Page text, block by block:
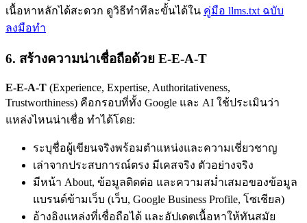
เนื้อหาหลักได้สะดวก ดูวิธีทำทีละขั้นได้ใน คู่มือ llms.txt ฉบับ
ลงมือทำ
6. สร้างความน่าเชื่อถือด้วย E-E-A-T
E-E-A-T (Experience, Expertise, Authoritativeness,
Trustworthiness) คือกรอบที่ทั้ง Google และ AI ใช้ประเมินว่า
แหล่งไหนน่าเชื่อ ทำได้โดย:
ระบุชื่อผู้เขียนจริงพร้อมตำแหน่งและความเชี่ยวชาญ
เล่าจากประสบการณ์ตรง มีเคสจริง ตัวอย่างจริง
มีหน้า About, ข้อมูลติดต่อ และความสม่ำเสมอของข้อมูล
แบรนด์ข้ามเว็บ (เว็บ, Google Business Profile, โซเชียล)
อ้างอิงแหล่งที่เชื่อถือได้ และอัปเดตเนื้อหาให้ทันสมัย